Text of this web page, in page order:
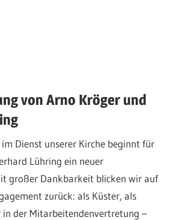
von Arno Kröger und
Dienst unserer Kirche beginnt für
Lühring ein neuer
großer Dankbarkeit blicken wir auf
zurück: als Küster, als
der Mitarbeitendenvertretung –